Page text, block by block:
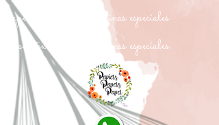
papel texturizado cartulinas especiales
papel texturizado cartulinas especiales